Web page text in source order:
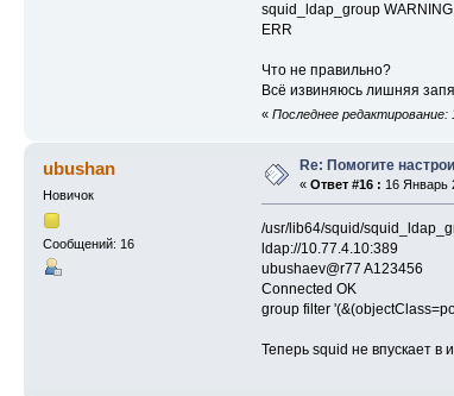
squid_ldap_group
ERR
Что не правильно?
Всё извиняюсь лишняя
« Последнее
ubushan
Новичок
Сообщений: 16
Re: Помогите
« Ответ #16 : 16 Январь
/usr/lib64/squid/
ldap://10.77.4.10:389
ubushaev@r77 A123456
Connected OK
group filter
Теперь squid не впускает в